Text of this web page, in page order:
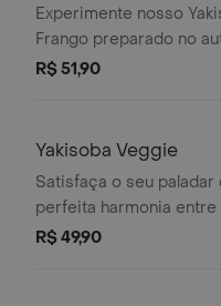
Experimente nosso
Frango preparado no
asiático, com macarrão
R$ 51,90
Yakisoba Veggie
Satisfaça o seu paladar
perfeita harmonia
oriental, legumes
R$ 49,90